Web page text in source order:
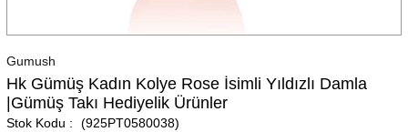
Gumush
Hk Gümüş Kadın Kolye Rose İsimli Yıldızlı Damla
|Gümüş Takı Hediyelik Ürünler
(925PT0580038)